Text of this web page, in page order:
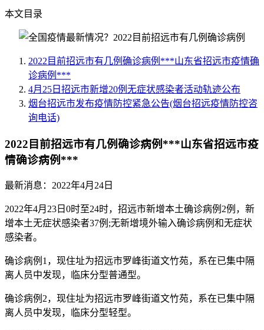
本文目录
2022目前招远市有几例确诊病例***山东省招远市疫情确
诊病例***
4月25日招远市新增20例无症状感染者活动轨迹公布
烟台招远市发布疫情防控紧急公告(烟台招远疫情防控咨
询电话)
2022目前招远市有几例确诊病例***山东省招远市疫
情确诊病例***
最新消息：2022年4月24日
2022年4月23日0时至24时，招远市新增本土确诊病例2例，新
增本土无症状感染者37例;无新增境外输入确诊病例和无症状
感染者。
确诊病例1，现住址为招远市罗峰街道文竹苑，系在已集中隔
离人员中发现，临床分型普通型。
确诊病例2，现住址为招远市罗峰街道文竹苑，系在已集中隔
离人员中发现，临床分型轻型。